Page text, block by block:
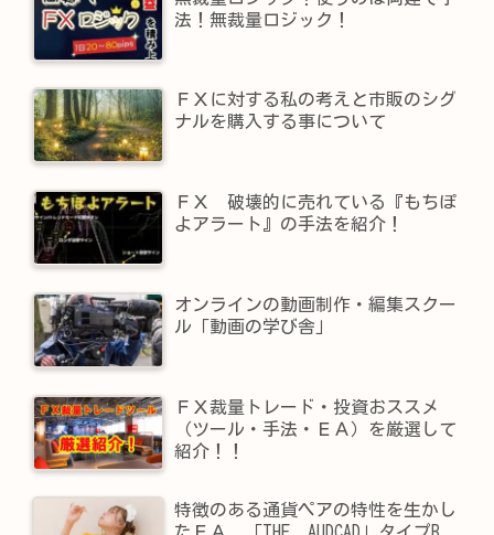
法！無裁量ロジック！
ＦＸに対する私の考えと市販のシグ
ナルを購入する事について
ＦＸ 破壊的に売れている『もちぽ
よアラート』の手法を紹介！
オンラインの動画制作・編集スクー
ル「動画の学び舎」
ＦＸ裁量トレード・投資おススメ
（ツール・手法・ＥＡ）を厳選して
紹介！！
特徴のある通貨ペアの特性を生かし
たＥＡ 「THE AUDCAD」タイプB